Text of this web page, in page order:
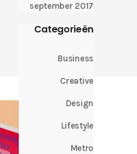
september 2017
Categorieën
Business
Creative
Design
Lifestyle
Metro